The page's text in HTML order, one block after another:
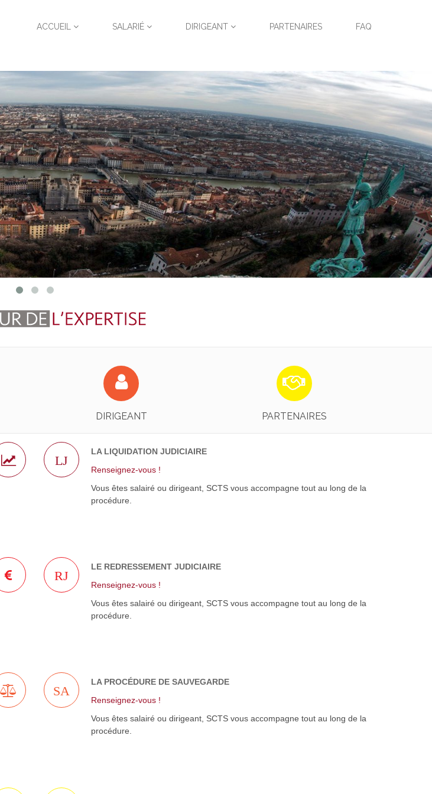
ACCUEIL SALARIÉ DIRIGEANT PARTENAIRES FAQ
DIRIGEANT
Identifiez-Vous !
EN SAVOIR PLUS
PARTENAIRES
L’AGS - Nos Avocats Partenaires
EN SAVOIR PLUS
LA LIQUIDATION JUDICIAIRE
LJ
Renseignez-vous !
Vous êtes salairé ou dirigeant, SCTS vous accompagne tout au long de la
procédure.
LE REDRESSEMENT JUDICIAIRE
RJ
Renseignez-vous !
Vous êtes salairé ou dirigeant, SCTS vous accompagne tout au long de la
procédure.
LA PROCÉDURE DE SAUVEGARDE
SA
Renseignez-vous !
Vous êtes salairé ou dirigeant, SCTS vous accompagne tout au long de la
procédure.